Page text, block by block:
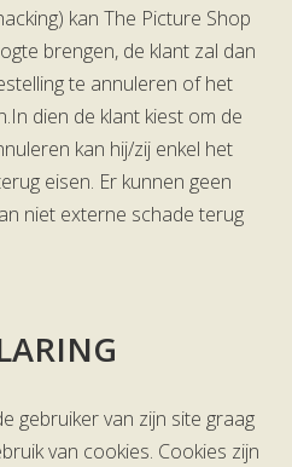
kan The Picture Shop
brengen, de klant zal dan
te annuleren of het
dien de klant kiest om de
kan hij/zij enkel het
eisen. Er kunnen geen
niet externe schade terug
gebruiker van zijn site graag
van cookies. Cookies zijn